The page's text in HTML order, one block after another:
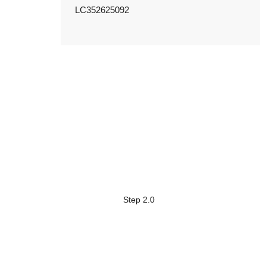
LC352625092
Step 2.0